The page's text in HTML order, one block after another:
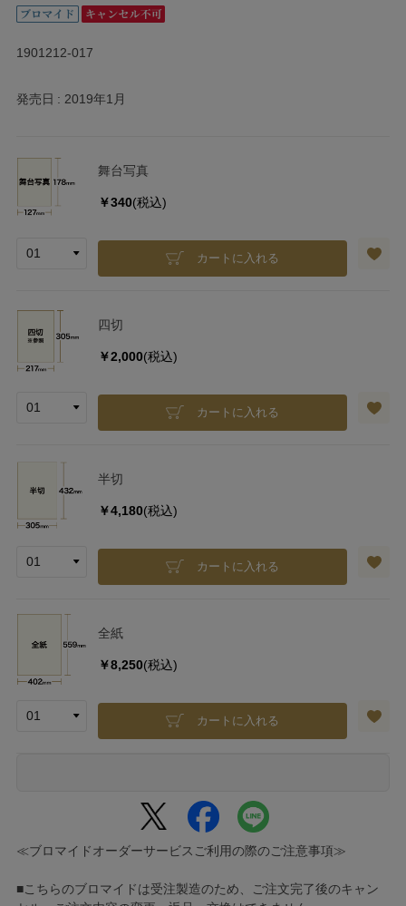
1901212-017
発売日 2019年1月
舞台写真
￥340(税込)
カートに入れる
四切
￥2,000(税込)
カートに入れる
半切
￥4,180(税込)
カートに入れる
全紙
￥8,250(税込)
カートに入れる
≪ブロマイドオーダーサービスご利用の際のご注意事項≫
■こちらのブロマイドは受注製造のため、ご注文完了後のキャン